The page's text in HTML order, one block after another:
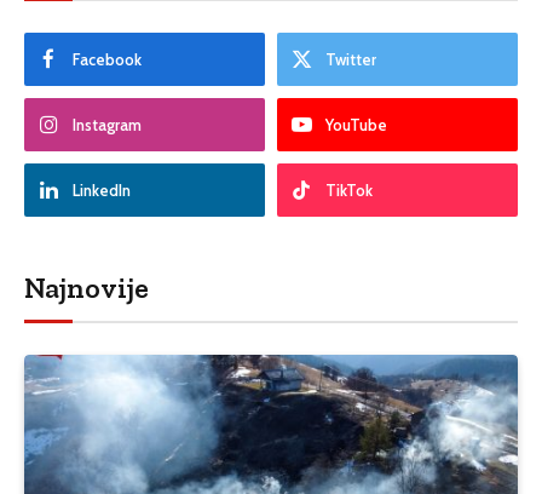
Facebook Twitter
Instagram YouTube
LinkedIn TikTok
Najnovije